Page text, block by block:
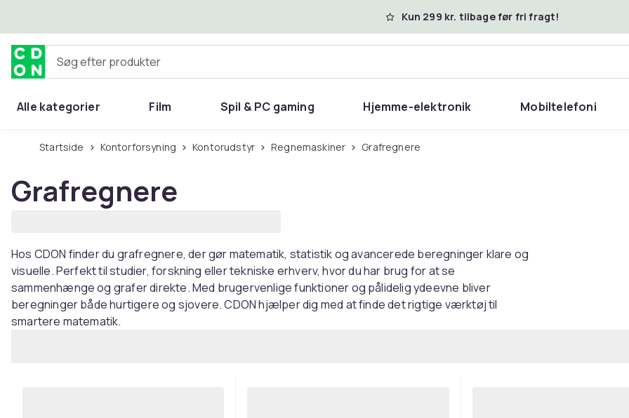
Kun 299 kr. tilbage før fri fragt!
Søg efter produkter
Alle kategorier Film Spil & PC gaming Hjemme-elektronik Mobiltelefoni
Hjem & have
Startside Kontorforsyning Kontorudstyr Regnemaskiner Grafregnere
Grafregnere
Hos CDON finder du grafregnere, der gør matematik, statistik og avancerede beregninger klare og
visuelle. Perfekt til studier, forskning eller tekniske erhverv, hvor du har brug for at se
sammenhænge og grafer direkte. Med brugervenlige funktioner og pålidelig ydeevne bliver
beregninger både hurtigere og sjovere. CDON hjælper dig med at finde det rigtige værktøj til
smartere matematik.